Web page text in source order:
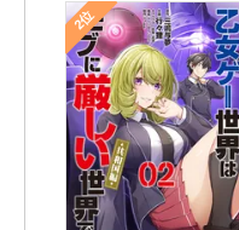
2位